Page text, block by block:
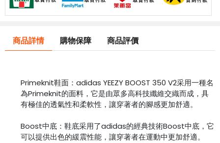
商品詳情 購物保障 商品評價
Primeknit鞋面：adidas YEEZY BOOST 350 V2采用一種名
為Primeknit的面料，它是由眾多高科技纖維交織而成，具
有極佳的透氣性和柔軟性，讓穿著者的腳感更加舒適。
Boost中底：鞋底采用了adidas的經典技術Boost中底，它
可以提供出色的緩震性能，讓穿著者在運動中更加舒適。